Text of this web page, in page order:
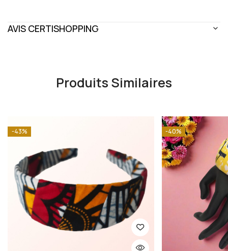
AVIS CERTISHOPPING
Produits Similaires
-43% -40%